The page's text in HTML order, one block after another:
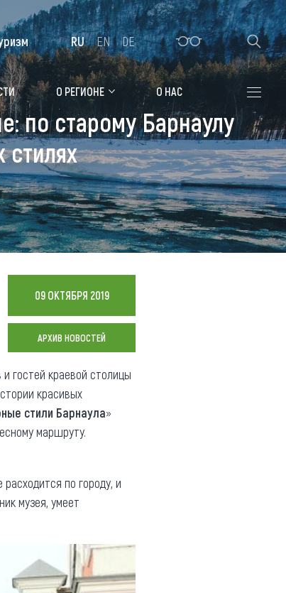
Алтайская зимовка
Где остановиться
Санатории
Гостиницы, отели
Коттеджи, базы
Сельские усадьбы
Мотели, придорожные отели
Коллекция впечатлений
Блог путешественника
Видеогалерея
Фотогалерея
О РЕГИОНЕ О НАС
RU EN DE
по старому Барнаулу
стилях
09 ОКТЯБРЯ 2019
АРХИВ НОВОСТЕЙ
гостей краевой столицы
красивых
стили Барнаула»
маршруту.
по городу, и
музея, умеет